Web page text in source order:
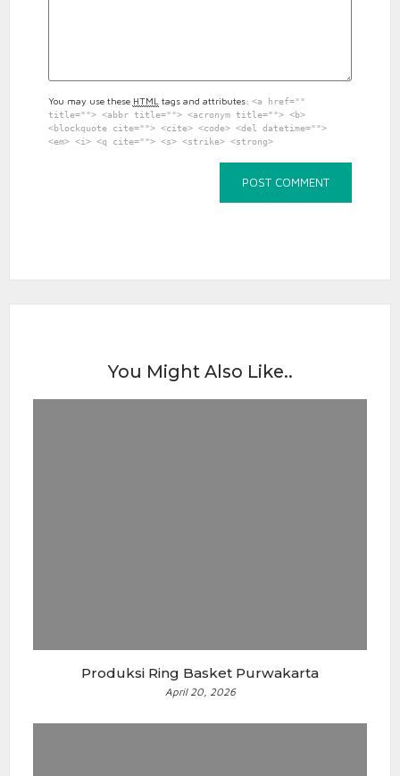
You may use these HTMLtags and attributes: <a href=""
title=""> <abbr title=""> <acronym title=""> <b>
<blockquote cite=""> <cite> <code> <del datetime="">
<em> <i> <q cite=""> <s> <strike> <strong>
You Might Also Like..
Produksi Ring Basket Purwakarta
April 20, 2026